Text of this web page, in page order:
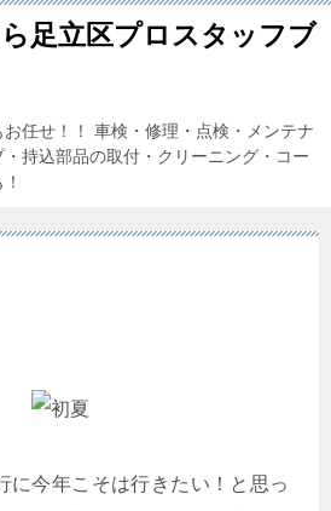
足立区プロスタッフブ
任せ！！ 車検・修理・点検・メンテナ
持込部品の取付・クリーニング・コー
に今年こそは行きたい！と思っ